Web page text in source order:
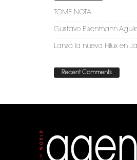
TOME NOTA
Gustavo Eisenmann
Lanza la nueva Hilux en
Recent Comments